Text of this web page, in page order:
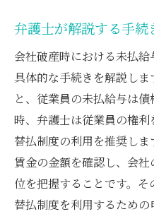
弁護士が解説する手続
会社破産時における未払
具体的な手続きを解説しま
と、従業員の未払給与は
時、弁護士は従業員の権
替払制度の利用を推奨し
賃金の金額を確認し、会
位を把握することです。
替払制度を利用するため